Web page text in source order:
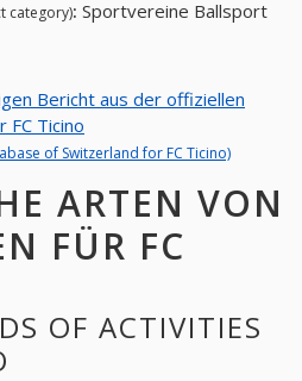
category): Sportvereine Ballsport
Bericht aus der offiziellen
FC Ticino
of Switzerland for FC Ticino)
ARTEN VON
FÜR FC
OF ACTIVITIES